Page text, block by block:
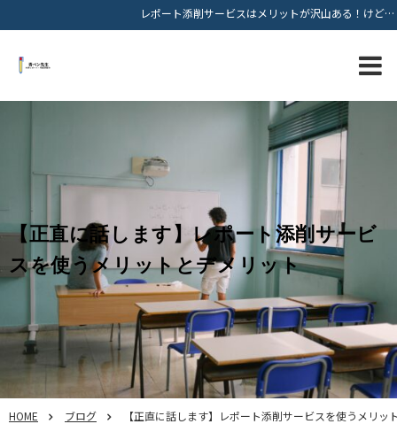
レポート添削サービスはメリットが沢山ある！けど…
【正直に話します】レポート添削サービ
スを使うメリットとデメリット
HOME ブログ 【正直に話します】レポート添削サービスを使うメリッ